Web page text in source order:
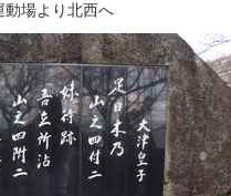
動場より北西へ